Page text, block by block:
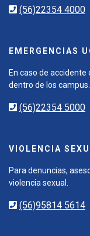
(56)22354 4000
EMERGENCIAS
En caso de
dentro de los campus.
(56)22354 5000
VIOLENCIA
Para denuncias,
violencia sexual.
(56)95814 5614